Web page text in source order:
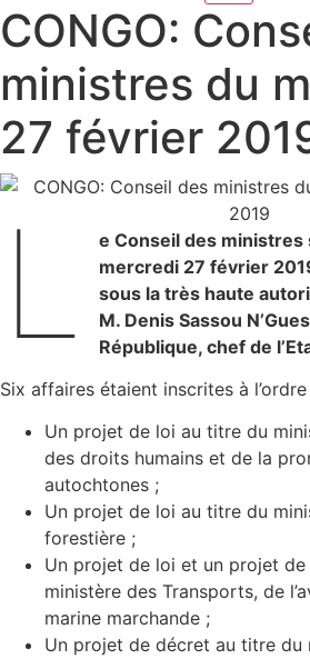
CONGO:
ministres du
27 février
L
e Conseil des ministres
mercredi 27 février
sous la très haute
M. Denis Sassou
République, chef de
Six affaires étaient inscrites à
Un projet de loi au titre du
des droits humains et de la
autochtones ;
Un projet de loi au titre du
forestière ;
Un projet de loi et un projet
ministère des Transports, de
marine marchande ;
Un projet de décret au titre du